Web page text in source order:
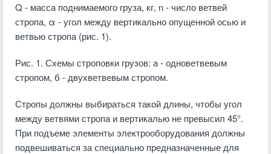
Q - масса поднимаемого груза, кг, n - число ветвей
стропа, α - угол между вертикально опущенной осью и
ветвью стропа (рис. 1).
Рис. 1. Схемы строповки грузов: а - одноветвевым
стропом, б - двухветвевым стропом.
Стропы должны выбираться такой длины, чтобы угол
между ветвями стропа и вертикалью не превысил 45°.
При подъеме элементы электрооборудования должны
подвешиваться за специально предназначенные для